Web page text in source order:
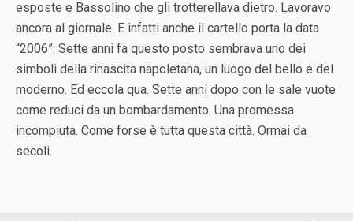
esposte e Bassolino che gli trotterellava dietro. Lavoravo
ancora al giornale. E infatti anche il cartello porta la data
“2006”. Sette anni fa questo posto sembrava uno dei
simboli della rinascita napoletana, un luogo del bello e del
moderno. Ed eccola qua. Sette anni dopo con le sale vuote
come reduci da un bombardamento. Una promessa
incompiuta. Come forse è tutta questa città. Ormai da
secoli.